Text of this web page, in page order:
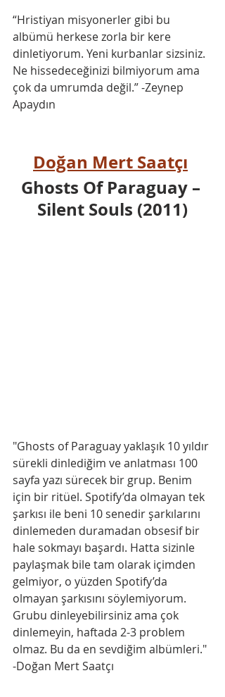
“Hristiyan misyonerler gibi bu
albümü herkese zorla bir kere
dinletiyorum. Yeni kurbanlar sizsiniz.
Ne hissedeceğinizi bilmiyorum ama
çok da umrumda değil.” -Zeynep
Apaydın
Doğan Mert Saatçı
Ghosts Of Paraguay –
Silent Souls (2011)
"Ghosts of Paraguay yaklaşık 10 yıldır
sürekli dinlediğim ve anlatması 100
sayfa yazı sürecek bir grup. Benim
için bir ritüel. Spotify’da olmayan tek
şarkısı ile beni 10 senedir şarkılarını
dinlemeden duramadan obsesif bir
hale sokmayı başardı. Hatta sizinle
paylaşmak bile tam olarak içimden
gelmiyor, o yüzden Spotify’da
olmayan şarkısını söylemiyorum.
Grubu dinleyebilirsiniz ama çok
dinlemeyin, haftada 2-3 problem
olmaz. Bu da en sevdiğim albümleri."
-Doğan Mert Saatçı